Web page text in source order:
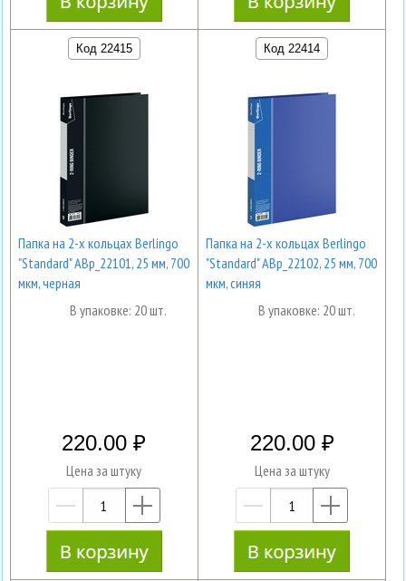
Код 22415
Папка на 2-х кольцах Berlingo
"Standard" ABp_22101, 25 мм, 700
мкм, черная
В упаковке: 20 шт.
220.00
Цена за штуку
—
Код 22414
Папка на 2-х кольцах Berlingo
"Standard" ABp_22102, 25 мм, 700
мкм, синяя
В упаковке: 20 шт.
220.00
Цена за штуку
—